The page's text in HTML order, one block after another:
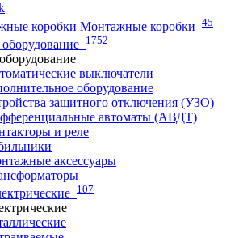
Монтажные коробки 45
1752
выключатели
оборудование
защитного отключения (УЗО)
автоматы (АВДТ)
и реле
аксессуары
107